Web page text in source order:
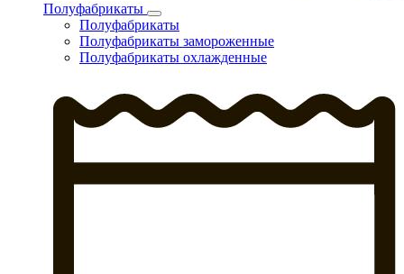
Полуфабрикаты
Полуфабрикаты
Полуфабрикаты замороженные
Полуфабрикаты охлажденные